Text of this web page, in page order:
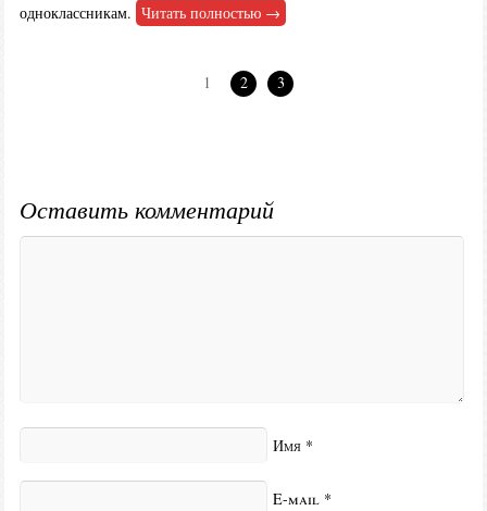
одноклассникам. Читать полностью →
1 2 3
Оставить комментарий
Имя *
E-mail *